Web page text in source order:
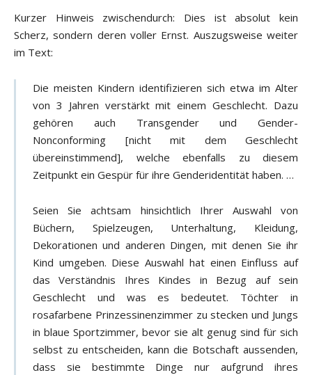
Kurzer Hinweis zwischendurch: Dies ist absolut kein
Scherz, sondern deren voller Ernst. Auszugsweise weiter
im Text:
Die meisten Kindern identifizieren sich etwa im Alter
von 3 Jahren verstärkt mit einem Geschlecht. Dazu
gehören auch Transgender und Gender-
Nonconforming [nicht mit dem Geschlecht
übereinstimmend], welche ebenfalls zu diesem
Zeitpunkt ein Gespür für ihre Genderidentität haben. …
Seien Sie achtsam hinsichtlich Ihrer Auswahl von
Büchern, Spielzeugen, Unterhaltung, Kleidung,
Dekorationen und anderen Dingen, mit denen Sie ihr
Kind umgeben. Diese Auswahl hat einen Einfluss auf
das Verständnis Ihres Kindes in Bezug auf sein
Geschlecht und was es bedeutet. Töchter in
rosafarbene Prinzessinenzimmer zu stecken und Jungs
in blaue Sportzimmer, bevor sie alt genug sind für sich
selbst zu entscheiden, kann die Botschaft aussenden,
dass sie bestimmte Dinge nur aufgrund ihres